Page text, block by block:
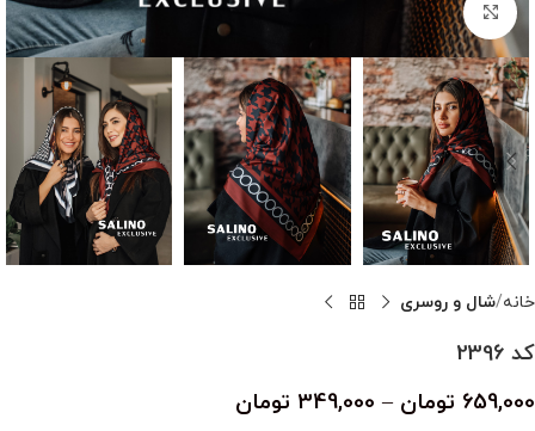
بزرگنمایی تصویر
خانه شال و روسری
کد 2396
659,000 تومان –
349,000 تومان